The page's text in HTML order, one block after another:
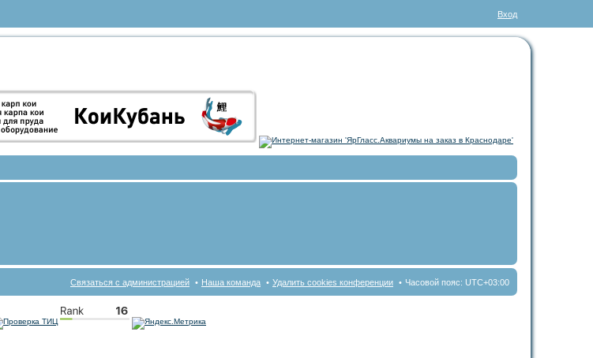
Вход
Часовой пояс: UTC+03:00
Удалить cookies конференции
Наша команда
Связаться с администрацией